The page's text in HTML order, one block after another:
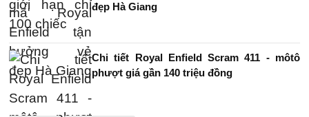
đẹp Hà Giang
Chi tiết Royal Enfield Scram 411 - môtô
phượt giá gần 140 triệu đồng